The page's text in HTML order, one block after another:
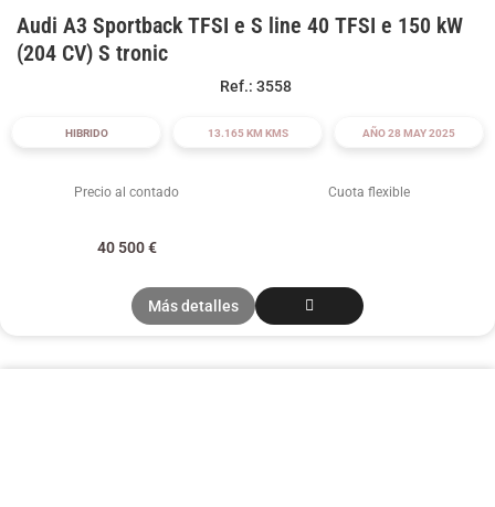
Audi A3 Sportback TFSI e S line 40 TFSI e 150 kW
(204 CV) S tronic
Ref.: 3558
HIBRIDO 13.165 KM KMS AÑO 28 MAY 2025
Precio al contado Cuota flexible
40 500€
Más detalles